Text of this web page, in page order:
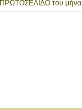
ΠΡΩΤΟΣΕΛΙΔΟ του μήνα